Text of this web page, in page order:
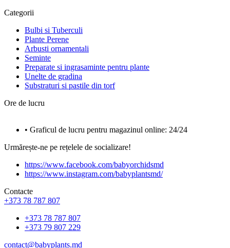
Categorii
Bulbi si Tuberculi
Plante Perene
Arbusti ornamentali
Seminte
Preparate si ingrasaminte pentru plante
Unelte de gradina
Substraturi si pastile din torf
Ore de lucru
• Graficul de lucru pentru magazinul online: 24/24
Urmărește-ne pe rețelele de socializare!
https://www.facebook.com/babyorchidsmd
https://www.instagram.com/babyplantsmd/
Contacte
+373 78 787 807
+373 78 787 807
+373 79 807 229
contact@babyplants.md